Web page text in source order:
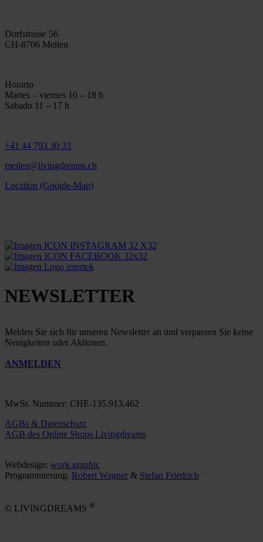
Dorfstrasse 56
CH-8706 Meilen
Horario
Martes – viernes 10 – 18 h
Sabado 11 – 17 h
+41 44 793 30 33
meilen@livingdreams.ch
Location (Google-Map)
NEWSLETTER
Melden Sie sich für unseren Newsletter an und verpassen Sie keine
Neuigkeiten oder Aktionen.
ANMELDEN
MwSt. Nummer: CHE-135.913.462
AGBs & Datenschutz
AGB des Online Shops Livingdreams
Webdesign: work.graphic
Programmierung: Robert Wagner & Stefan Friedrich
© LIVINGDREAMS ®